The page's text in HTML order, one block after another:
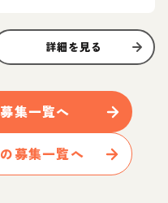
詳細を見る
集一覧へ
募集一覧へ